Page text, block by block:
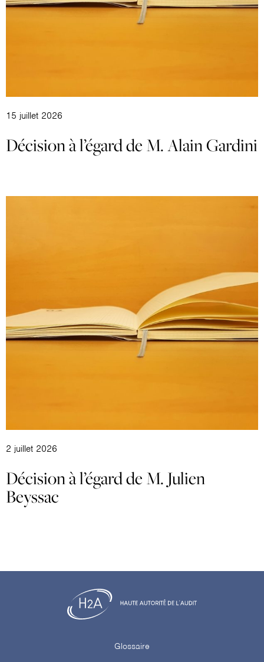
15 juillet 2026
Décision à l’égard de M. Alain Gardini
2 juillet 2026
Décision à l’égard de M. Julien
Beyssac
Glossaire